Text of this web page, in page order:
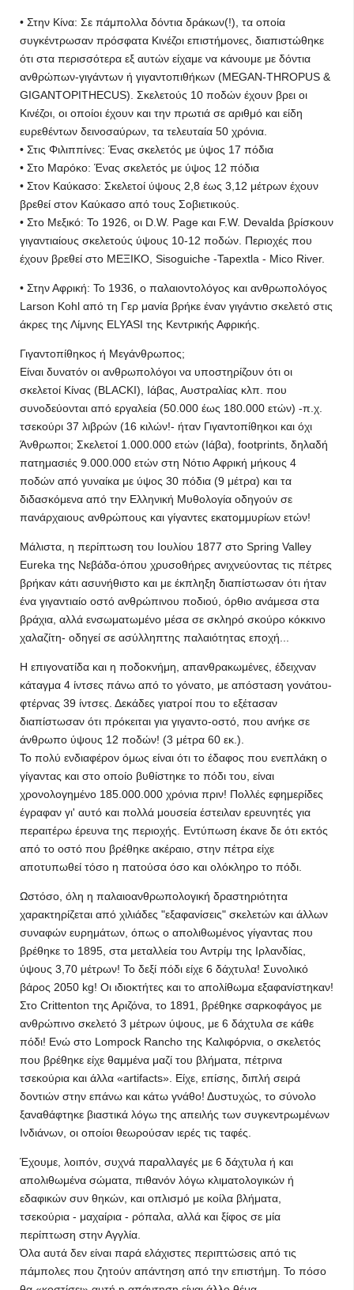
• Στην Κίνα: Σε πάμπολλα δόντια δράκων(!), τα οποία
συγκέντρωσαν πρόσφατα Κινέζοι επιστήμονες, διαπιστώθηκε
ότι στα περισσότερα εξ αυτών είχαμε να κάνουμε με δόντια
ανθρώπων-γιγάντων ή γιγαντοπιθήκων (MEGAN-THROPUS &
GIGANTOPITHECUS). Σκελετούς 10 ποδών έχουν βρει οι
Κινέζοι, οι οποίοι έχουν και την πρωτιά σε αριθμό και είδη
ευρεθέντων δεινοσαύρων, τα τελευταία 50 χρόνια.
• Στις Φιλιππίνες: Ένας σκελετός με ύψος 17 πόδια
• Στο Μαρόκο: Ένας σκελετός με ύψος 12 πόδια
• Στον Καύκασο: Σκελετοί ύψους 2,8 έως 3,12 μέτρων έχουν
βρεθεί στον Καύκασο από τους Σοβιετικούς.
• Στο Μεξικό: Το 1926, οι D.W. Page και F.W. Devalda βρίσκουν
γιγαντιαίους σκελετούς ύψους 10-12 ποδών. Περιοχές που
έχουν βρεθεί στο ΜΕΞΙΚΟ, Sisoguiche -Tapextla - Mico River.
• Στην Αφρική: To 1936, ο παλαιοντολόγος και ανθρωπολόγος
Larson Kohl από τη Γερ μανία βρήκε έναν γιγάντιο σκελετό στις
άκρες της Λίμνης ELYASI της Κεντρικής Αφρικής.
Γιγαντοπίθηκος ή Μεγάνθρωπος;
Είναι δυνατόν οι ανθρωπολόγοι να υποστηρίζουν ότι οι
σκελετοί Κίνας (BLACKI), Ιάβας, Αυστραλίας κλπ. που
συνοδεύονται από εργαλεία (50.000 έως 180.000 ετών) -π.χ.
τσεκούρι 37 λιβρών (16 κιλών!- ήταν Γιγαντοπίθηκοι και όχι
Άνθρωποι; Σκελετοί 1.000.000 ετών (Ιάβα), footprints, δηλαδή
πατημασιές 9.000.000 ετών στη Νότιο Αφρική μήκους 4
ποδών από γυναίκα με ύψος 30 πόδια (9 μέτρα) και τα
διδασκόμενα από την Ελληνική Μυθολογία οδηγούν σε
πανάρχαιους ανθρώπους και γίγαντες εκατομμυρίων ετών!
Μάλιστα, η περίπτωση του Ιουλίου 1877 στο Spring Valley
Eureka της Νεβάδα-όπου χρυσοθήρες ανιχνεύοντας τις πέτρες
βρήκαν κάτι ασυνήθιστο και με έκπληξη διαπίστωσαν ότι ήταν
ένα γιγαντιαίο οστό ανθρώπινου ποδιού, όρθιο ανάμεσα στα
βράχια, αλλά ενσωματωμένο μέσα σε σκληρό σκούρο κόκκινο
χαλαζίτη- οδηγεί σε ασύλληπτης παλαιότητας εποχή...
Η επιγονατίδα και η ποδοκνήμη, απανθρακωμένες, έδειχναν
κάταγμα 4 ίντσες πάνω από το γόνατο, με απόσταση γονάτου-
φτέρνας 39 ίντσες. Δεκάδες γιατροί που το εξέτασαν
διαπίστωσαν ότι πρόκειται για γιγαντο-οστό, που ανήκε σε
άνθρωπο ύψους 12 ποδών! (3 μέτρα 60 εκ.).
Το πολύ ενδιαφέρον όμως είναι ότι το έδαφος που ενεπλάκη ο
γίγαντας και στο οποίο βυθίστηκε το πόδι του, είναι
χρονολογημένο 185.000.000 χρόνια πριν! Πολλές εφημερίδες
έγραφαν γι' αυτό και πολλά μουσεία έστειλαν ερευνητές για
περαιτέρω έρευνα της περιοχής. Εντύπωση έκανε δε ότι εκτός
από το οστό που βρέθηκε ακέραιο, στην πέτρα είχε
αποτυπωθεί τόσο η πατούσα όσο και ολόκληρο το πόδι.
Ωστόσο, όλη η παλαιοανθρωπολογική δραστηριότητα
χαρακτηρίζεται από χιλιάδες "εξαφανίσεις" σκελετών και άλλων
συναφών ευρημάτων, όπως ο απολιθωμένος γίγαντας που
βρέθηκε το 1895, στα μεταλλεία του Αντρίμ της Ιρλανδίας,
ύψους 3,70 μέτρων! Το δεξί πόδι είχε 6 δάχτυλα! Συνολικό
βάρος 2050 kg! Οι ιδιοκτήτες και το απολίθωμα εξαφανίστηκαν!
Στο Crittenton της Αριζόνα, το 1891, βρέθηκε σαρκοφάγος με
ανθρώπινο σκελετό 3 μέτρων ύψους, με 6 δάχτυλα σε κάθε
πόδι! Ενώ στο Lompock Rancho της Καλιφόρνια, ο σκελετός
που βρέθηκε είχε θαμμένα μαζί του βλήματα, πέτρινα
τσεκούρια και άλλα «artifacts». Είχε, επίσης, διπλή σειρά
δοντιών στην επάνω και κάτω γνάθο! Δυστυχώς, το σύνολο
ξαναθάφτηκε βιαστικά λόγω της απειλής των συγκεντρωμένων
Ινδιάνων, οι οποίοι θεωρούσαν ιερές τις ταφές.
Έχουμε, λοιπόν, συχνά παραλλαγές με 6 δάχτυλα ή και
απολιθωμένα σώματα, πιθανόν λόγω κλιματολογικών ή
εδαφικών συν θηκών, και οπλισμό με κοίλα βλήματα,
τσεκούρια - μαχαίρια - ρόπαλα, αλλά και ξίφος σε μία
περίπτωση στην Αγγλία.
Όλα αυτά δεν είναι παρά ελάχιστες περιπτώσεις από τις
πάμπολες που ζητούν απάντηση από την επιστήμη. Το πόσο